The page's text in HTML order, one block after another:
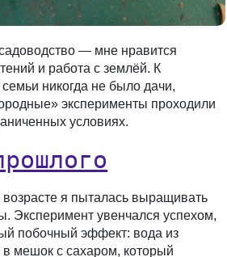
— мне нравится
и работа с землёй. К
никогда не было дачи,
эксперименты проходили
условиях.
я пыталась выращивать
Эксперимент увенчался успехом,
побочный эффект: вода из
мешок с сахаром, который